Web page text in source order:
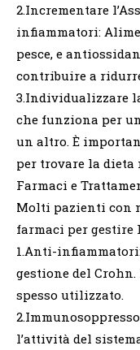
2.Incrementare
infiammatori:
pesce, e
contribuire a
3.Individualizzare
che funziona per
un altro. È
per trovare la dieta
Farmaci e
Molti pazienti con
farmaci per gestire
1.Anti-
gestione del
spesso utilizzato.
l’attività del